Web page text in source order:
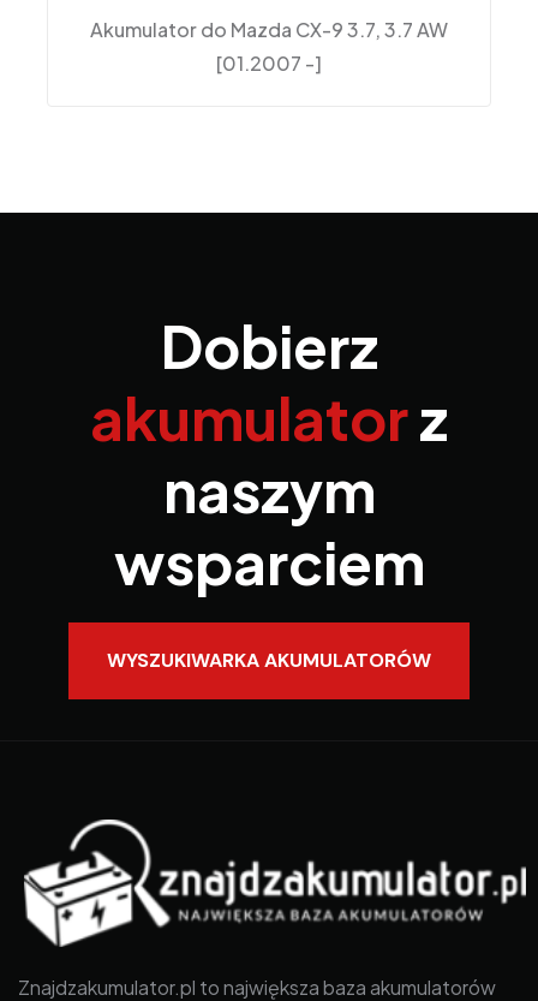
Akumulator do Mazda CX-9 3.7, 3.7 AW
[01.2007 -]
Dobierz
akumulatorz
naszym
wsparciem
WYSZUKIWARKA AKUMULATORÓW
Znajdzakumulator.pl to największa baza akumulatorów